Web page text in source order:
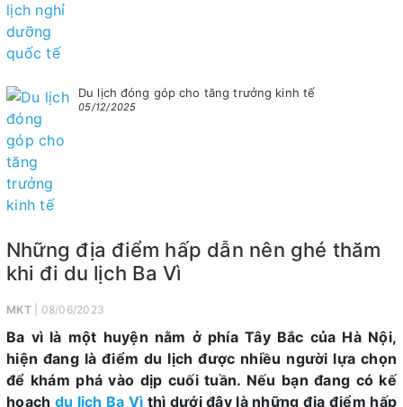
Du lịch đóng góp cho tăng trưởng kinh tế
05/12/2025
Những địa điểm hấp dẫn nên ghé thăm
khi đi du lịch Ba Vì
MKT| 08/06/2023
Ba vì là một huyện nằm ở phía Tây Bắc của Hà Nội,
hiện đang là điểm du lịch được nhiều người lựa chọn
để khám phá vào dịp cuối tuần. Nếu bạn đang có kế
hoạch du lịch Ba Vì thì dưới đây là những địa điểm hấp